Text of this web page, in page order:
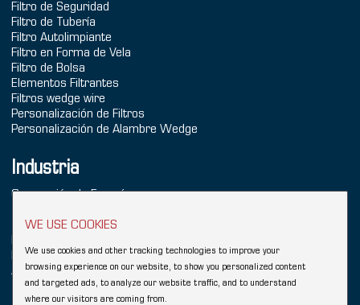
WE USE COOKIES
We use cookies and other tracking technologies to improve your
browsing experience on our website, to show you personalized content
and targeted ads, to analyze our website traffic, and to understand
where our visitors are coming from.
Filtro de Seguridad
Filtro de Tubería
Filtro Autolimpiante
Filtro en Forma de Vela
Filtro de Bolsa
Elementos Filtrantes
Filtros wedge wire
Personalización de Filtros
Personalización de Alambre Wedge
Industria
Generación de Energía
Tratamiento de Agua
Refinación
Alimentos & Bebidas
Copyright © 2026 Hebei YUBO Filtration Equipment Co.,Ltd.